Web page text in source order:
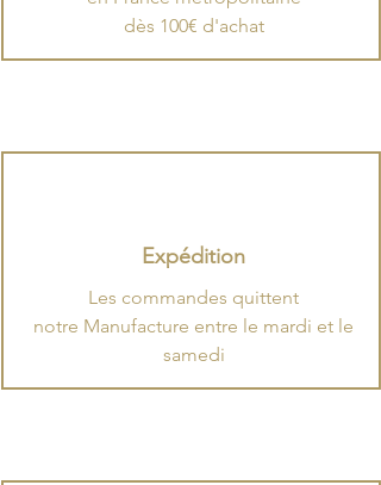
dès 100€ d'achat
Expédition
​Les commandes quittent
notre Manufacture entre le mardi et le
samedi